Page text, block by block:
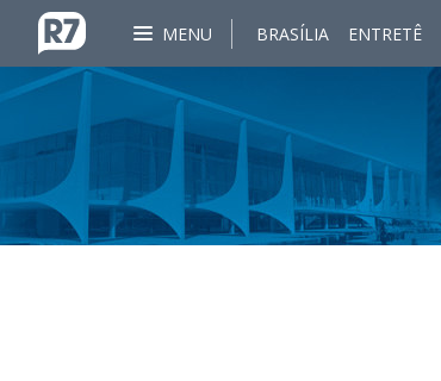
MENU BRASÍLIA ENTRETÊ